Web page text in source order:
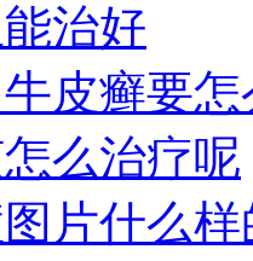
治好
皮癣要
么治疗呢
片什么样